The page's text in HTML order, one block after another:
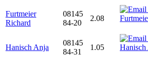
Furtmeier
Richard
08145
84-20
2.08
Hanisch Anja
08145
84-31
1.05